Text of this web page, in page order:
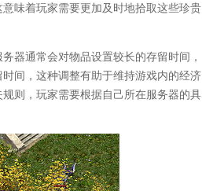
味着玩家需要更加及时地拾取这些珍贵
器通常会对物品设置较长的存留时间，
间，这种调整有助于维持游戏内的经济
则，玩家需要根据自己所在服务器的具